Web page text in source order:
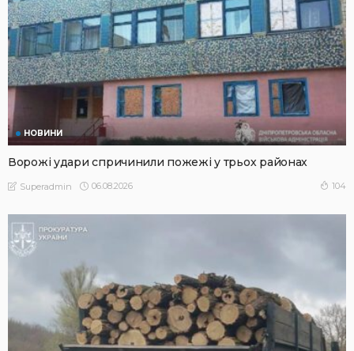
НОВИНИ
Ворожі удари спричинили пожежі у трьох районах
Superadmin 06.08.2026 104